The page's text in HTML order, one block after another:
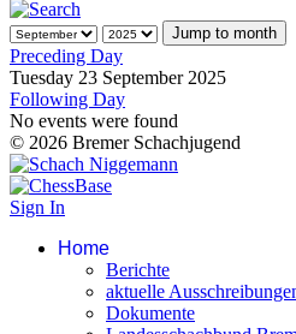
Jump to month
Preceding Day
Tuesday 23 September 2025
Following Day
No events were found
© 2026 Bremer Schachjugend
Sign In
Home
Berichte
aktuelle
Dokumente